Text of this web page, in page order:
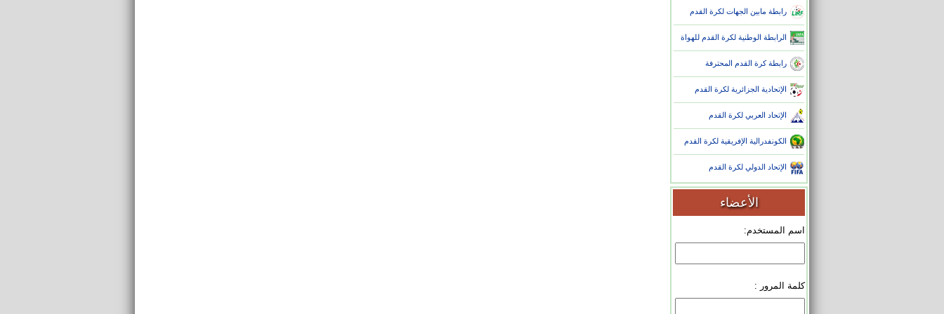
رابطة مابين الجهات لكرة القدم
الرابطة الوطنية لكرة القدم للهواة
رابطة كرة القدم المحترفة
الإتحادية الجزائرية لكرة القدم
الإتحاد العربي لكرة القدم
الكونفدرالية الإفريقية لكرة القدم
الإتحاد الدولي لكرة القدم
الأعضاء
اسم المستخدم:
كلمة المرور :